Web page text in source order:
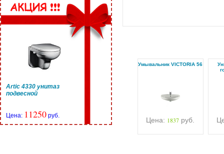
Artic 4330 унитаз
подвесной
Цена: 11250 руб.
Умывальник VICTORIA 56
Цена: 1837 руб.